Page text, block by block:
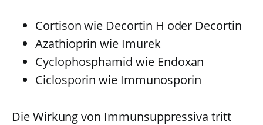
Cortison wie Decortin H oder Decortin
Azathioprin wie Imurek
Cyclophosphamid wie Endoxan
Ciclosporin wie Immunosporin
Die Wirkung von Immunsuppressiva tritt